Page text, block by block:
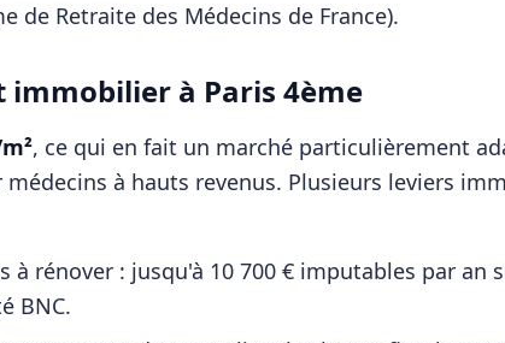
de Retraite des Médecins de France).
immobilier à Paris 4ème
, ce qui en fait un marché particulièrement
médecins à hauts revenus. Plusieurs leviers
à rénover : jusqu'à 10 700 € imputables par an
BNC.